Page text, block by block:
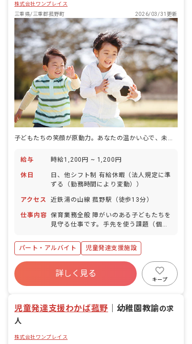
株式会社ワンプレイス
三重県/三重郡菰野町
2026/03/31更新
子どもたちの笑顔が原動力。あなたの温かい心で、未来を育むお手伝いを。
給与 時給1,200円 ~ 1,200円
休日
日、他シフト制 有給休暇（法人規定に準
ずる（勤務時間により変動））
アクセス 近鉄湯の山線 菰野駅（徒歩13分）
仕事内容 保育業務全般 障がいのある子どもたちを
見守る仕事です。手先を使う課題（個別
どのコミュニケーションを通じて、子ど
もたちの自立をサポートするお仕事で
す。
パート・アルバイト 児童発達支援施設
詳しく見る
キープ
児童発達支援わかば菰野 幼稚園教諭の求
人
株式会社ワンプレイス